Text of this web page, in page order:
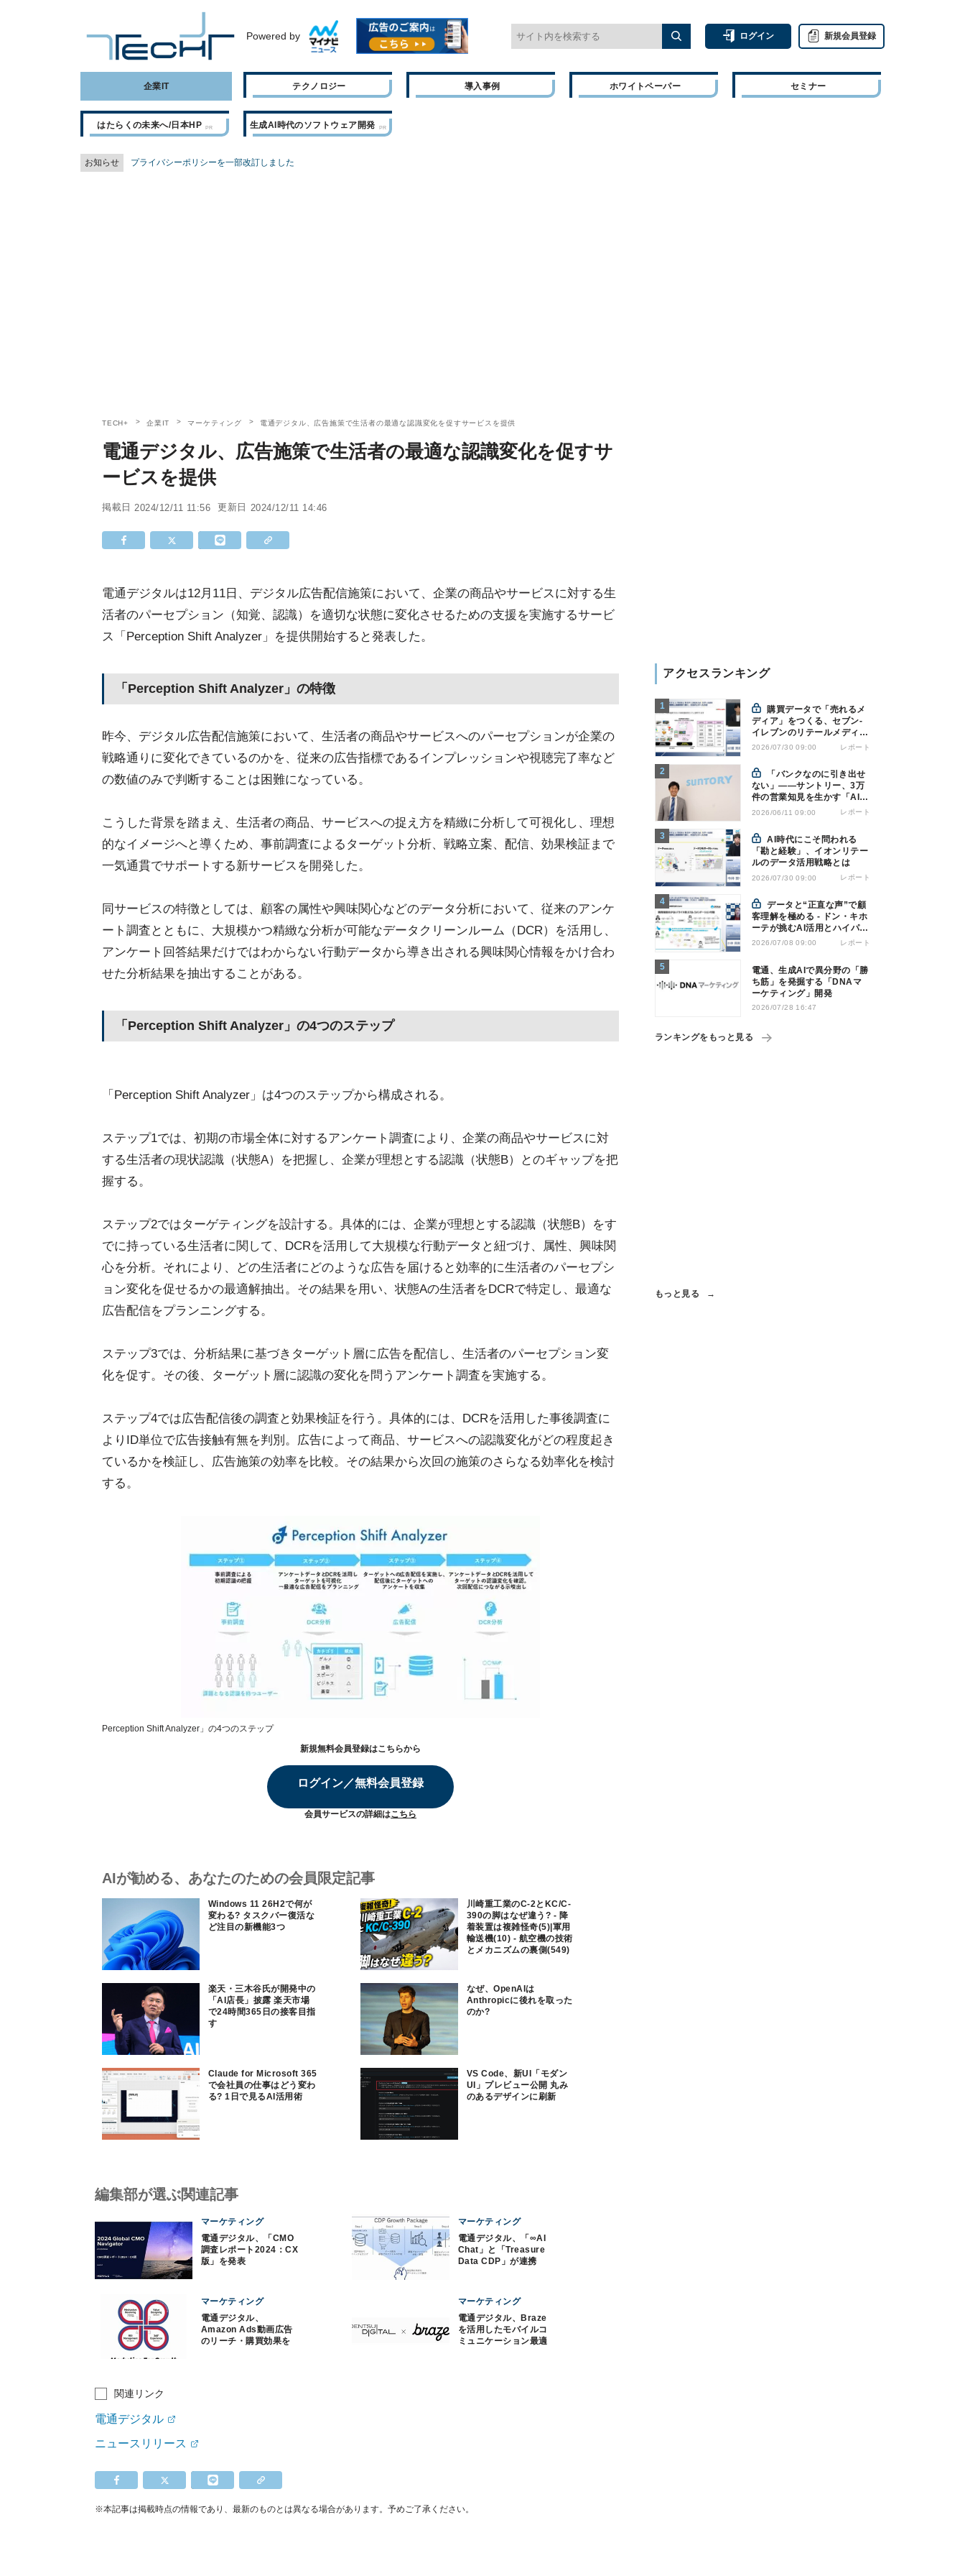
Powered by ログイン 新規会員登録
企業IT テクノロジー 導入事例 ホワイトペーパー セミナー
はたらくの未来へ/日本HP 生成AI時代のソフトウェア開発
お知らせ プライバシーポリシーを一部改訂しました
TECH+ 企業IT マーケティング 電通デジタル、広告施策で生活者の最適な認識変化を促すサービスを提供
電通デジタル、広告施策で生活者の最適な認識変化を促すサ
ービスを提供
掲載日 2024/12/11 11:56 更新日 2024/12/11 14:46
電通デジタルは12月11日、デジタル広告配信施策において、企業の商品やサービスに対する生
活者のパーセプション（知覚、認識）を適切な状態に変化させるための支援を実施するサービ
ス「Perception Shift Analyzer」を提供開始すると発表した。
「Perception Shift Analyzer」の特徴
昨今、デジタル広告配信施策において、生活者の商品やサービスへのパーセプションが企業の
戦略通りに変化できているのかを、従来の広告指標であるインプレッションや視聴完了率など
の数値のみで判断することは困難になっている。
こうした背景を踏まえ、生活者の商品、サービスへの捉え方を精緻に分析して可視化し、理想
的なイメージへと導くため、事前調査によるターゲット分析、戦略立案、配信、効果検証まで
一気通貫でサポートする新サービスを開発した。
同サービスの特徴としては、顧客の属性や興味関心などのデータ分析において、従来のアンケ
ート調査とともに、大規模かつ精緻な分析が可能なデータクリーンルーム（DCR）を活用し、
アンケート回答結果だけではわからない行動データから導き出される興味関心情報をかけ合わ
せた分析結果を抽出することがある。
「Perception Shift Analyzer」の4つのステップ
「Perception Shift Analyzer」は4つのステップから構成される。
ステップ1では、初期の市場全体に対するアンケート調査により、企業の商品やサービスに対
する生活者の現状認識（状態A）を把握し、企業が理想とする認識（状態B）とのギャップを把
握する。
ステップ2ではターゲティングを設計する。具体的には、企業が理想とする認識（状態B）をす
でに持っている生活者に関して、DCRを活用して大規模な行動データと紐づけ、属性、興味関
心を分析。それにより、どの生活者にどのような広告を届けると効率的に生活者のパーセプシ
ョン変化を促せるかの最適解抽出。その結果を用い、状態Aの生活者をDCRで特定し、最適な
広告配信をプランニングする。
ステップ3では、分析結果に基づきターゲット層に広告を配信し、生活者のパーセプション変
化を促す。その後、ターゲット層に認識の変化を問うアンケート調査を実施する。
ステップ4では広告配信後の調査と効果検証を行う。具体的には、DCRを活用した事後調査に
よりID単位で広告接触有無を判別。広告によって商品、サービスへの認識変化がどの程度起き
ているかを検証し、広告施策の効率を比較。その結果から次回の施策のさらなる効率化を検討
する。
Perception Shift Analyzer」の4つのステップ
新規無料会員登録はこちらから
ログイン／無料会員登録
会員サービスの詳細はこちら
AIが勧める、あなたのための会員限定記事
Windows 11 26H2で何が
変わる? タスクバー復活な
ど注目の新機能3つ
川崎重工業のC-2とKC/C-
390の脚はなぜ違う? - 降
着装置は複雑怪奇(5)|軍用
輸送機(10) - 航空機の技術
とメカニズムの裏側(549)
楽天・三木谷氏が開発中の
「AI店長」披露 楽天市場
で24時間365日の接客目指
す
なぜ、OpenAIは
Anthropicに後れを取った
のか?
Claude for Microsoft 365
で会社員の仕事はどう変わ
る? 1日で見るAI活用術
VS Code、新UI「モダン
UI」プレビュー公開 丸み
のあるデザインに刷新
アクセスランキング
購買データで「売れるメ
ディア」をつくる、セブン-
イレブンのリテールメディア
戦略
2026/07/30 09:00 レポート
ない」――サントリー、3万
件の営業知見を生かす「AI軍
師」とは
2026/06/11 09:00 レポート
AI時代にこそ問われる
「勘と経験」、イオンリテー
ルのデータ活用戦略とは
2026/07/30 09:00 レポート
データと“正直な声”で顧
客理解を極める - ドン・キホ
ーテが挑むAI活用とハイパー
パーソナライゼーション
2026/07/08 09:00 レポート
電通、生成AIで異分野の「勝
ち筋」を発掘する「DNAマ
ーケティング」開発
2026/07/28 16:47
ランキングをもっと見る
もっと見る
編集部が選ぶ関連記事
マーケティング
電通デジタル、「CMO
調査レポート2024：CX
版」を発表
マーケティング
電通デジタル、「∞AI
Chat」と「Treasure
Data CDP」が連携
マーケティング
電通デジタル、
Amazon Ads動画広告
のリーチ・購買効果を
マーケティング
電通デジタル、Braze
を活用したモバイルコ
ミュニケーション最適
関連リンク
電通デジタル
ニュースリリース
※本記事は掲載時点の情報であり、最新のものとは異なる場合があります。予めご了承ください。